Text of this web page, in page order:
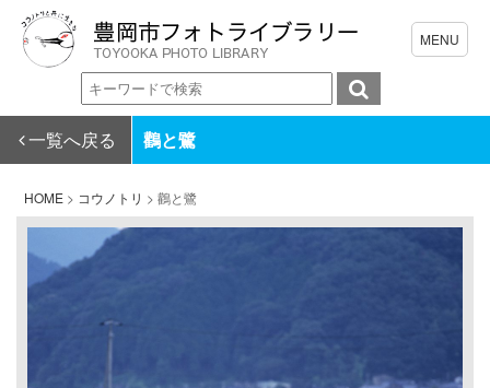
一覧へ戻る 鸛と鷺
HOME > コウノトリ > 鸛と鷺